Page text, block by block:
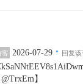
客 2026-07-29 · 回复
】